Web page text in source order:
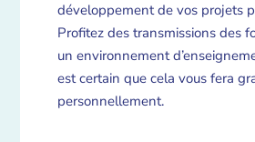
développement de vos projets
Profitez des transmissions des
un environnement
est certain que cela vous fera
personnellement.